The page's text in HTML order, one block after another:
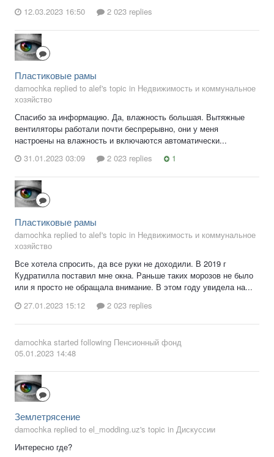
12.03.2023 16:50
2 023 replies
Пластиковые рамы
damochka replied to alef's topic in Недвижимость и коммунальное
хозяйство
Спасибо за информацию. Да, влажность большая. Вытяжные
вентиляторы работали почти беспрерывно, они у меня
настроены на влажность и включаются автоматически...
31.01.2023 03:09
2 023 replies 1
Пластиковые рамы
damochka replied to alef's topic in Недвижимость и коммунальное
хозяйство
Все хотела спросить, да все руки не доходили. В 2019 г
Кудратилла поставил мне окна. Раньше таких морозов не было
или я просто не обращала внимание. В этом году увидела на...
27.01.2023 15:12
2 023 replies
damochka started following Пенсионный фонд
05.01.2023 14:48
Землетрясение
damochka replied to el_modding.uz's topic in Дискуссии
Интересно где?